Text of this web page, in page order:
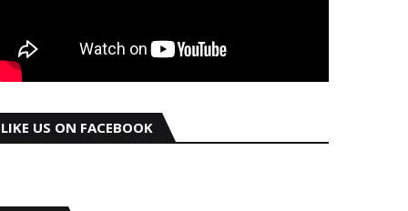
LIKE US ON FACEBOOK